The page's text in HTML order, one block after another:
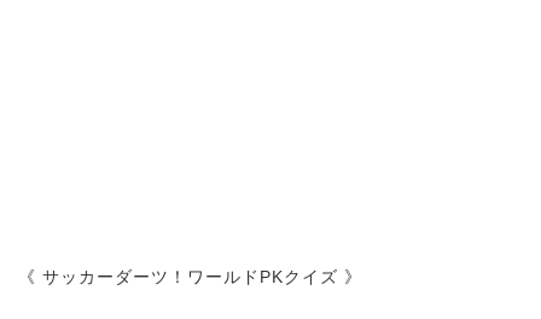
《 サッカーダーツ！ワールドPKクイズ 》